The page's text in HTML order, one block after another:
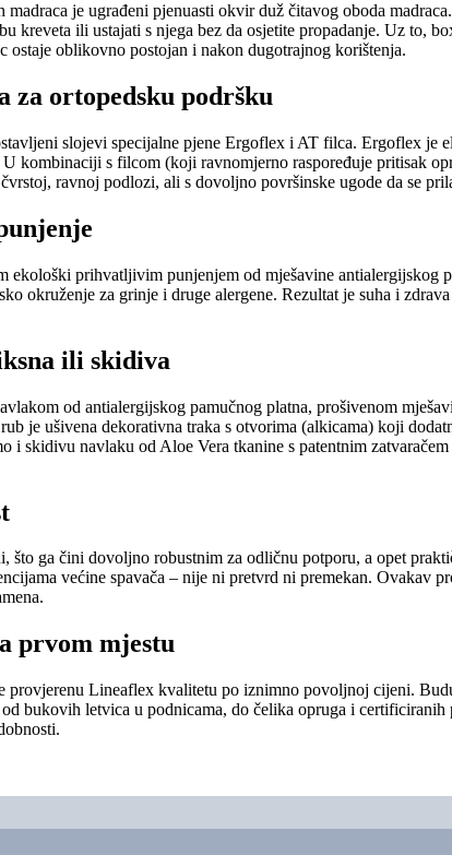
je ugrađeni pjenuasti okvir duž čitavog oboda
kreveta ili ustajati s njega bez da osjetite propadanje. Uz
ostaje oblikovno postojan i nakon dugotrajnog korištenja.
za ortopedsku podršku
slojevi specijalne pjene Ergoflex i AT filca. Ergoflex je
kombinaciji s filcom (koji ravnomjerno raspoređuje pritisak
ravnoj podlozi, ali s dovoljno površinske ugode da se
ekološki prihvatljivim punjenjem od mješavine
okruženje za grinje i druge alergene. Rezultat je suha i
ili skidiva
od antialergijskog pamučnog platna, prošivenom
je ušivena dekorativna traka s otvorima (alkicama) koji
i skidivu navlaku od Aloe Vera tkanine s patentnim
ga čini dovoljno robustnim za odličnu potporu, a opet
većine spavača – nije ni pretvrd ni premekan.
prvom mjestu
Lineaflex kvalitetu po iznimno povoljnoj cijeni.
bukovih letvica u podnicama, do čelika opruga i